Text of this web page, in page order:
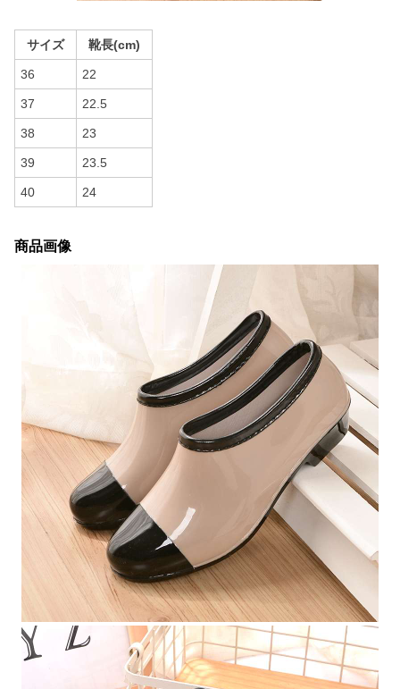
サイズ 靴長(cm)
36 22
37 22.5
38 23
39 23.5
40 24
商品画像